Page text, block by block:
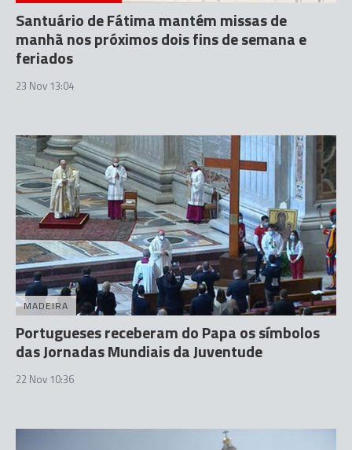
Santuário de Fátima mantém missas de
manhã nos próximos dois fins de semana e
feriados
23 Nov 13:04
MADEIRA
Portugueses receberam do Papa os símbolos
das Jornadas Mundiais da Juventude
22 Nov 10:36